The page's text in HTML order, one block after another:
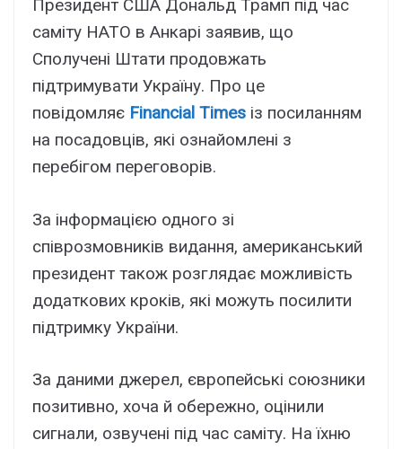
Президент США Дональд Трамп під час
саміту НАТО в Анкарі заявив, що
Сполучені Штати продовжать
підтримувати Україну. Про це
повідомляє Financial Times із посиланням
на посадовців, які ознайомлені з
перебігом переговорів.
За інформацією одного зі
співрозмовників видання, американський
президент також розглядає можливість
додаткових кроків, які можуть посилити
підтримку України.
За даними джерел, європейські союзники
позитивно, хоча й обережно, оцінили
сигнали, озвучені під час саміту. На їхню